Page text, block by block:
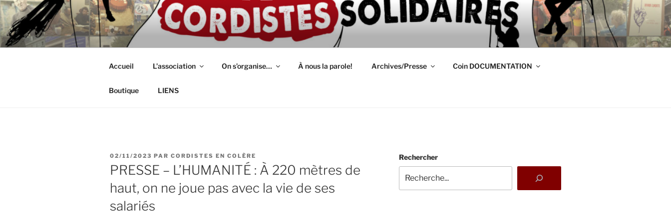
Aller
au
contenu
principal
ASSOCIATION D'AUTODÉFENSE DE
CORDISTES
Intérimaires, embauché(e)s, indépendant(e)s : lutte, entraide, partage d'infos et témoignages
Accueil L’association On s’organise… À nous la parole! Archives/Presse Coin DOCUMENTATION
Boutique LIENS
PUBLIÉ
LE
02/11/2023 PAR CORDISTES EN COLÈRE
PRESSE – L’HUMANITÉ : À 220 mètres de
haut, on ne joue pas avec la vie de ses
salariés
Rechercher